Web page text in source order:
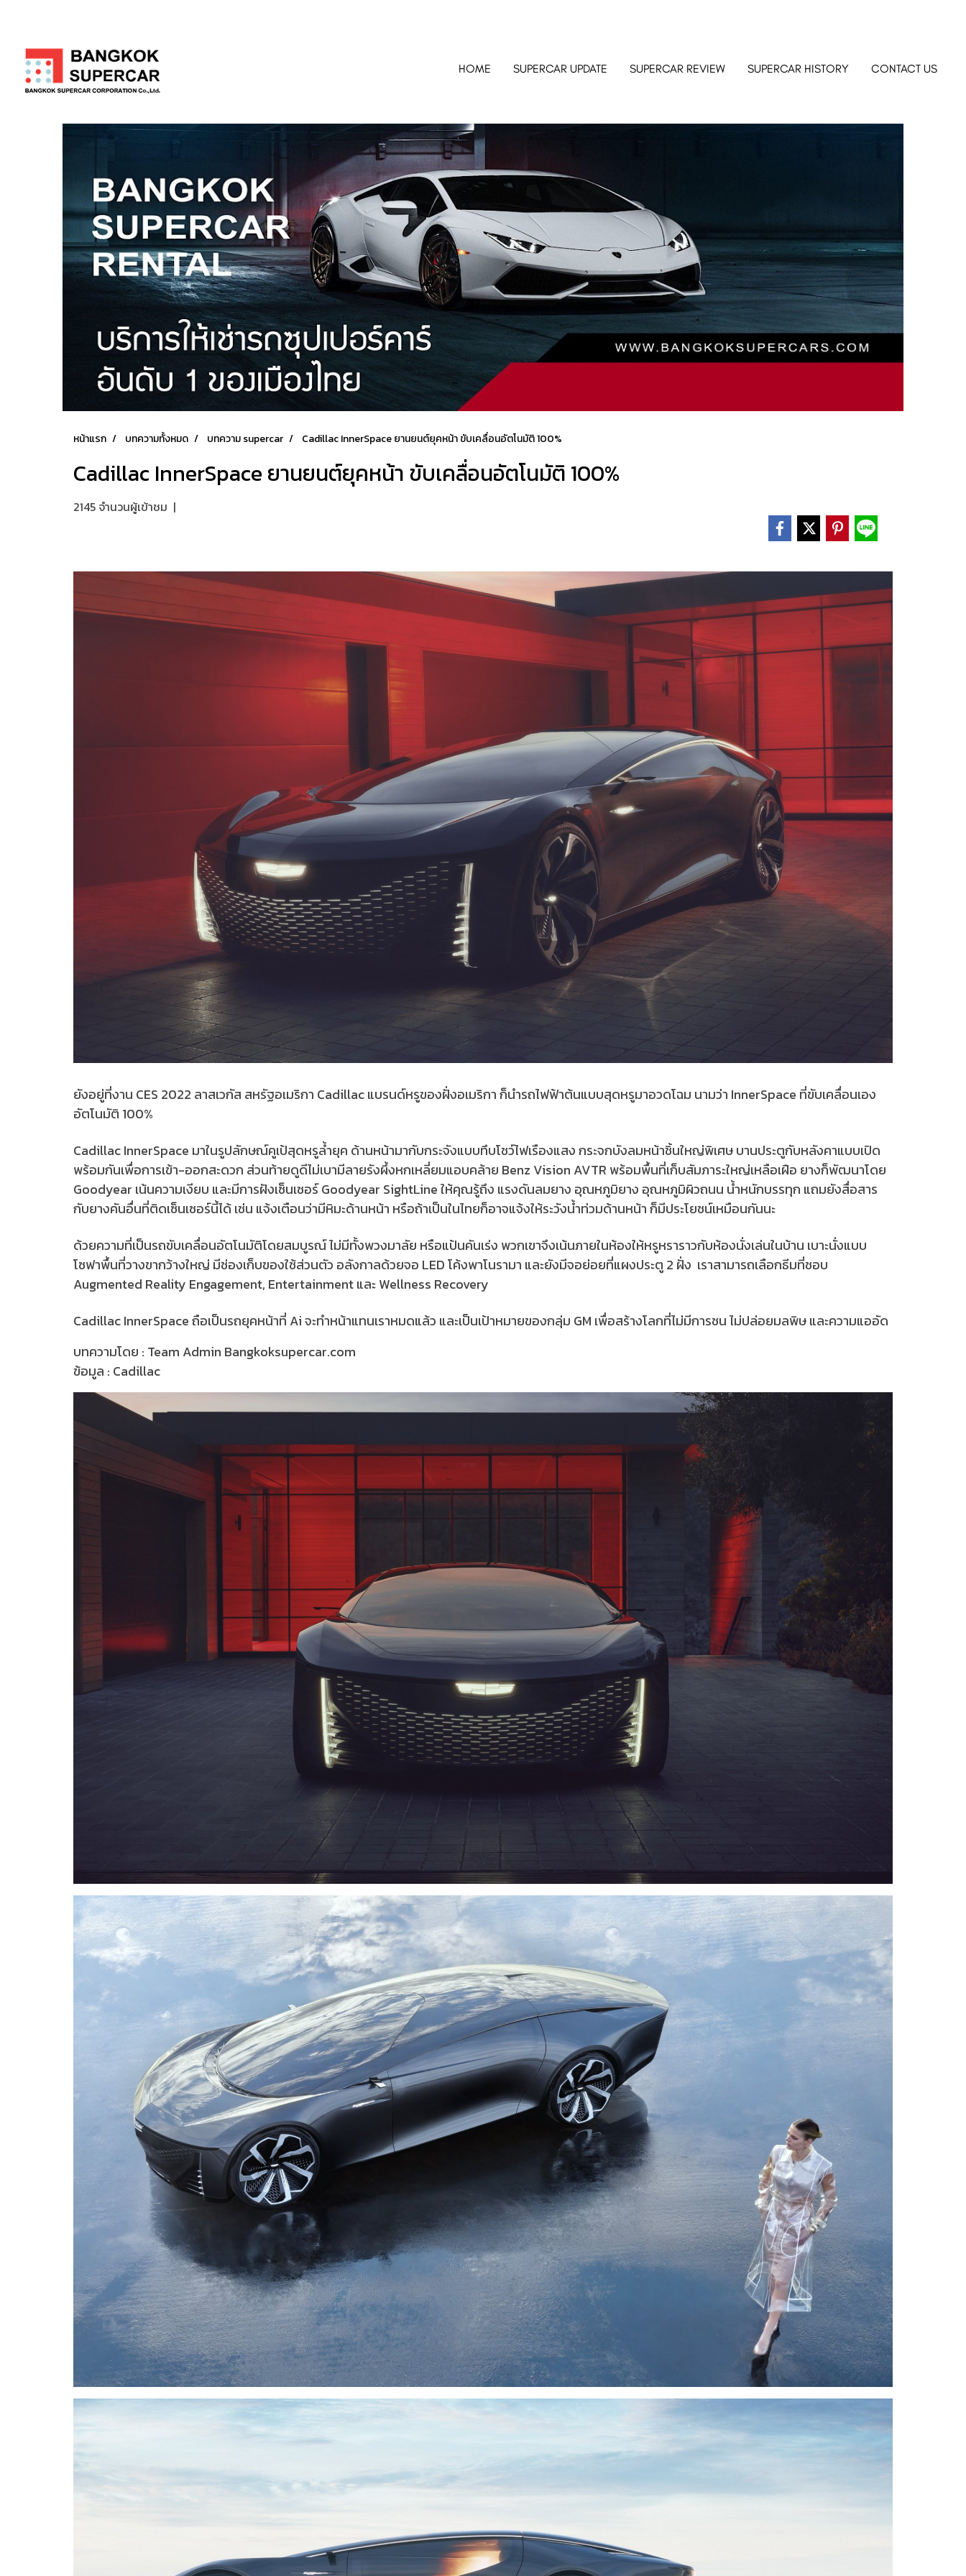
HOME SUPERCAR UPDATE SUPERCAR REVIEW SUPERCAR HISTORY CONTACT US
หน้าแรก บทความทั้งหมด บทความ supercar Cadillac InnerSpace ยานยนต์ยุคหน้า ขับเคลื่อนอัตโนมัติ 100%
Cadillac InnerSpace ยานยนต์ยุคหน้า ขับเคลื่อนอัตโนมัติ 100%
2145 จำนวนผู้เข้าชม |
ยังอยู่ที่งาน CES 2022 ลาสเวกัส สหรัฐอเมริกา Cadillac แบรนด์หรูของฝั่งอเมริกา ก็นำรถไฟฟ้าต้นแบบสุดหรูมาอวดโฉม นามว่า InnerSpace ที่ขับเคลื่อนเอง
อัตโนมัติ 100%
Cadillac InnerSpace มาในรูปลักษณ์คูเป้สุดหรูล้ำยุค ด้านหน้ามากับกระจังแบบทึบโชว์ไฟเรืองแสง กระจกบังลมหน้าชิ้นใหญ่พิเศษ บานประตูกับหลังคาแบบเปิด
พร้อมกันเพื่อการเข้า-ออกสะดวก ส่วนท้ายดูดีไม่เบามีลายรังผึ้งหกเหลี่ยมแอบคล้าย Benz Vision AVTR พร้อมพื้นที่เก็บสัมภาระใหญ่เหลือเฝือ ยางก็พัฒนาโดย
Goodyear เน้นความเงียบ และมีการฝังเซ็นเซอร์ Goodyear SightLine ให้คุณรู้ถึง แรงดันลมยาง อุณหภูมิยาง อุณหภูมิผิวถนน น้ำหนักบรรทุก แถมยังสื่อสาร
กับยางคันอื่นที่ติดเซ็นเซอร์นี้ได้ เช่น แจ้งเตือนว่ามีหิมะด้านหน้า หรือถ้าเป็นในไทยก็อาจแจ้งให้ระวังน้ำท่วมด้านหน้า ก็มีประโยชน์เหมือนกันนะ
ด้วยความที่เป็นรถขับเคลื่อนอัตโนมัติโดยสมบูรณ์ ไม่มีทั้งพวงมาลัย หรือแป้นคันเร่ง พวกเขาจึงเน้นภายในห้องให้หรูหราราวกับห้องนั่งเล่นในบ้าน เบาะนั่งแบบ
โซฟาพื้นที่วางขากว้างใหญ่ มีช่องเก็บของใช้ส่วนตัว อลังกาลด้วยจอ LED โค้งพาโนรามา และยังมีจอย่อยที่แผงประตู 2 ฝั่ง เราสามารถเลือกธีมที่ชอบ
Augmented Reality Engagement, Entertainment และ Wellness Recovery
Cadillac InnerSpace ถือเป็นรถยุคหน้าที่ Ai จะทำหน้าแทนเราหมดแล้ว และเป็นเป้าหมายของกลุ่ม GM เพื่อสร้างโลกที่ไม่มีการชน ไม่ปล่อยมลพิษ และความแออัด
บทความโดย : Team Admin Bangkoksupercar.com
ข้อมูล : Cadillac